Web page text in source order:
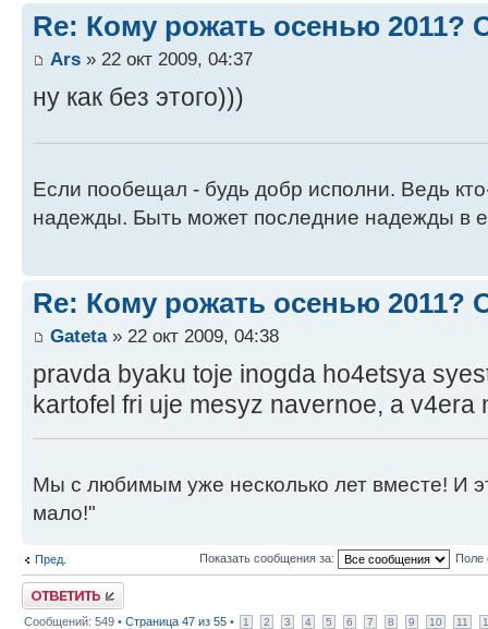
Re: Кому рожать осенью 2011?
Ars » 22 окт 2009, 04:37
ну как без этого)))
Если пообещал - будь добр исполни. Ведь
надежды. Быть может последние надежды в
Re: Кому рожать осенью 2011?
Gateta» 22 окт 2009, 04:38
pravda byaku toje inogda ho4etsya
kartofel fri uje mesyz navernoe, a v4era
Мы с любимым уже несколько лет вместе! И
мало!"
Пред. Показать сообщения за: Поле
Ответить
Сообщений: 549 • Страница 47 из 55 • 1 2 3 4 5 6 7 8 9 10 11